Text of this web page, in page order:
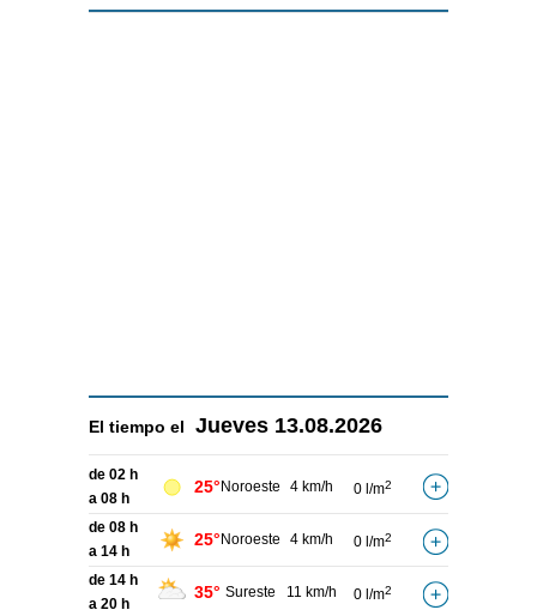
El tiempo el Jueves 13.08.2026
de 02 h
a 08 h
25° Noroeste 4 km/h 0 l/m2
de 08 h
a 14 h
25° Noroeste 4 km/h 0 l/m2
de 14 h
a 20 h
35° Sureste 11 km/h 0 l/m2